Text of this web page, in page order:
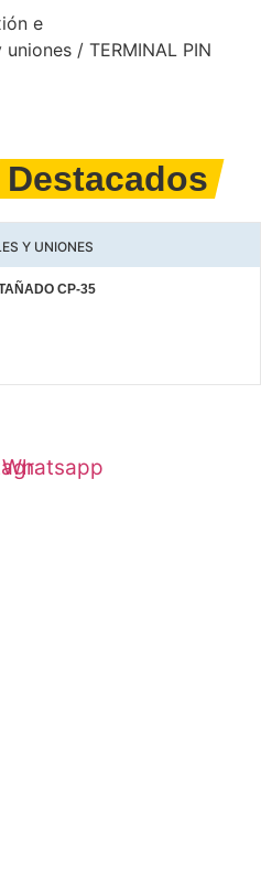
e
uniones / TERMINAL PIN
Destacados
Y UNIONES
CP-35
Whatsapp